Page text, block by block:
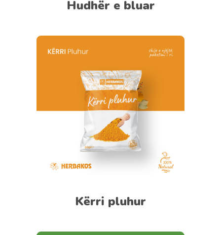
Hudhër e bluar
Kërri pluhur